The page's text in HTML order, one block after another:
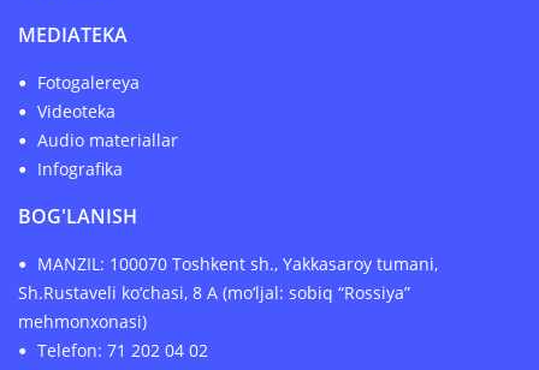
MEDIATEKA
Fotogalereya
Videoteka
Audio materiallar
Infografika
BOG'LANISH
MANZIL: 100070 Toshkent sh., Yakkasaroy tumani,
Sh.Rustaveli ko‘chasi, 8 A (mo‘ljal: sobiq “Rossiya”
mehmonxonasi)
Telefon: 71 202 04 02